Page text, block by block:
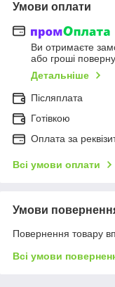
Умови оплати
Ви отримаєте
або гроші
Детальніше
Післяплата
Готівкою
Оплата за
Всі умови оплати
Умови
Повернення товару
Всі умови